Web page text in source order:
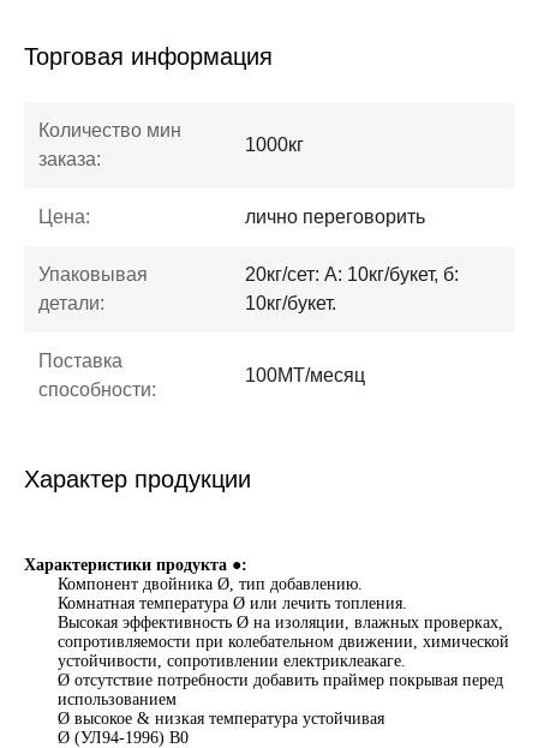
Торговая информация
Количество мин
заказа:
1000кг
Цена: лично переговорить
Упаковывая
детали:
20кг/сет: А: 10кг/букет, б:
10кг/букет.
Поставка
способности:
100MT/месяц
Характер продукции
Характеристики продукта ●:
Компонент двойника Ø, тип добавлению.
Комнатная температура Ø или лечить топления.
Высокая эффективность Ø на изоляции, влажных проверках,
сопротивляемости при колебательном движении, химической
устойчивости, сопротивлении електриклеакаге.
Ø отсутствие потребности добавить праймер покрывая перед
использованием
Ø высокое & низкая температура устойчивая
Ø (УЛ94-1996) В0